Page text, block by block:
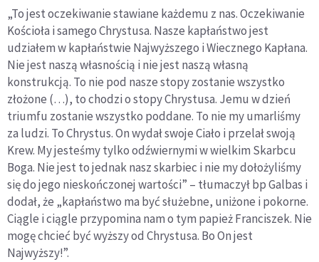
„To jest oczekiwanie stawiane każdemu z nas. Oczekiwanie
Kościoła i samego Chrystusa. Nasze kapłaństwo jest
udziałem w kapłaństwie Najwyższego i Wiecznego Kapłana.
Nie jest naszą własnością i nie jest naszą własną
konstrukcją. To nie pod nasze stopy zostanie wszystko
złożone (…), to chodzi o stopy Chrystusa. Jemu w dzień
triumfu zostanie wszystko poddane. To nie my umarliśmy
za ludzi. To Chrystus. On wydał swoje Ciało i przelał swoją
Krew. My jesteśmy tylko odźwiernymi w wielkim Skarbcu
Boga. Nie jest to jednak nasz skarbiec i nie my dołożyliśmy
się do jego nieskończonej wartości” – tłumaczył bp Galbas i
dodał, że „kapłaństwo ma być służebne, uniżone i pokorne.
Ciągle i ciągle przypomina nam o tym papież Franciszek. Nie
mogę chcieć być wyższy od Chrystusa. Bo On jest
Najwyższy!”.